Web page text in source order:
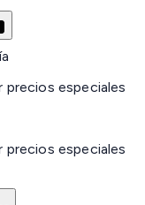
precios especiales
precios especiales